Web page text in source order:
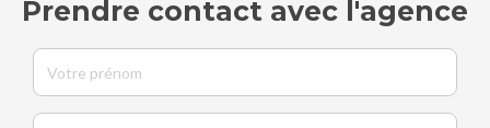
Prendre contact avec l'agence